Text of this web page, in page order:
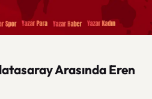
Arasında Eren